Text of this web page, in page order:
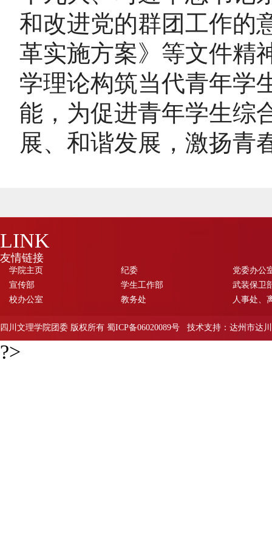
和改进党的群团工作的
革实施方案》等文件精
学理论构筑当代青年学
能，为促进青年学生综
展、和谐发展，激扬青
LINK
友情链接
学院主页 纪委
党委办公
宣传部
学生工作部
武装保卫
校办公室
教务处 人事处、
四川文理学院团委 版权所有 蜀ICP备06020089号 技术支持：达州市达
?>